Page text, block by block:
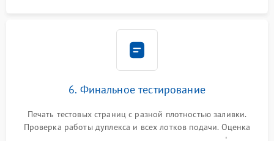
6. Финальное тестирование
Печать тестовых страниц с разной плотностью заливки.
Проверка работы дуплекса и всех лотков подачи. Оценка